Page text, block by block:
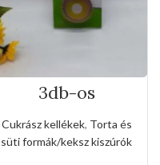
3db-os
kiszúró készlet
szív,csillag és
kerek alakkal
Cukrász kellékek, Torta és
süti formák/keksz kiszúrók